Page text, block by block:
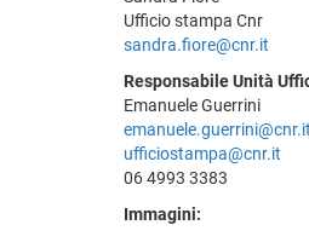
Ufficio stampa Cnr
sandra.fiore@cnr.it
Responsabile Unità
Emanuele Guerrini
emanuele.guerrini@cnr.it
ufficiostampa@cnr.it
06 4993 3383
Immagini: